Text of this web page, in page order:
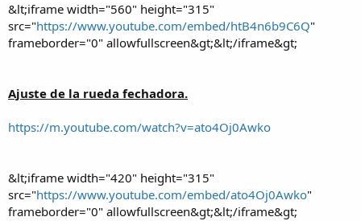
&lt;iframe width="560" height="315"
src="https://www.youtube.com/embed/htB4n6b9C6Q"
frameborder="0" allowfullscreen&gt;&lt;/iframe&gt;
Ajuste de la rueda fechadora.
https://m.youtube.com/watch?v=ato4Oj0Awko
&lt;iframe width="420" height="315"
src="https://www.youtube.com/embed/ato4Oj0Awko"
frameborder="0" allowfullscreen&gt;&lt;/iframe&gt;